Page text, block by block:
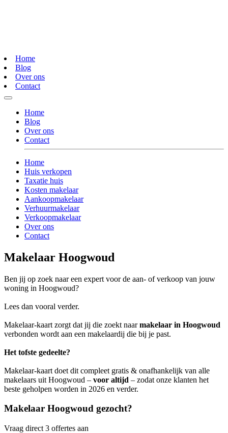
Home
Blog
Over ons
Contact
Home
Blog
Over ons
Contact
Home
Huis verkopen
Taxatie huis
Kosten makelaar
Aankoopmakelaar
Verhuurmakelaar
Verkoopmakelaar
Over ons
Contact
Makelaar Hoogwoud
Ben jij op zoek naar een expert voor de aan- of verkoop van jouw
woning in Hoogwoud?
Lees dan vooral verder.
Makelaar-kaart zorgt dat jij die zoekt naarmakelaar in Hoogwoud
verbonden wordt aan een makelaardij die bij je past.
Het tofste gedeelte?
Makelaar-kaart doet dit compleet gratis & onafhankelijk van alle
makelaars uit Hoogwoud – voor altijd – zodat onze klanten het
beste geholpen worden in 2026 en verder.
Makelaar Hoogwoud gezocht?
Vraag direct 3 offertes aan